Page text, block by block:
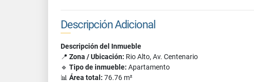
Descripción Adicional
Descripción del Inmueble
📍 Zona / Ubicación: Rio Alto, Av. Centenario
🔹 Tipo de inmueble: Apartamento
📊 Área total: 76.76 m²